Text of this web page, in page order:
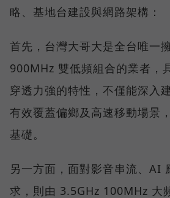
略、基地台建設與網路架構：
首先，台灣大哥大是全台唯一
900MHz 雙低頻組合的業者，
穿透力強的特性，不僅能深入
有效覆蓋偏鄉及高速移動場景
基礎。
另一方面，面對影音串流、AI
求，則由 3.5GHz 100MHz 大